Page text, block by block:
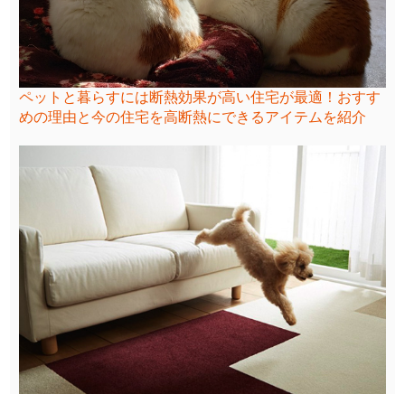
ペットと暮らすには断熱効果が高い住宅が最適！おすす
めの理由と今の住宅を高断熱にできるアイテムを紹介